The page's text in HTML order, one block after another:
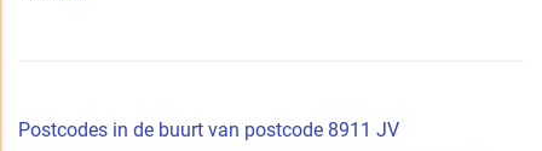
Postcodes in de buurt van postcode 8911 JV